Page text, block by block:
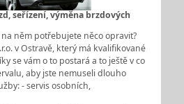
seřízení, výměna brzdových
něm potřebujete něco opravit?
v Ostravě, který má kvalifikované
se vám o to postará a to ještě v co
aby jste nemuseli dlouho
- servis osobních,